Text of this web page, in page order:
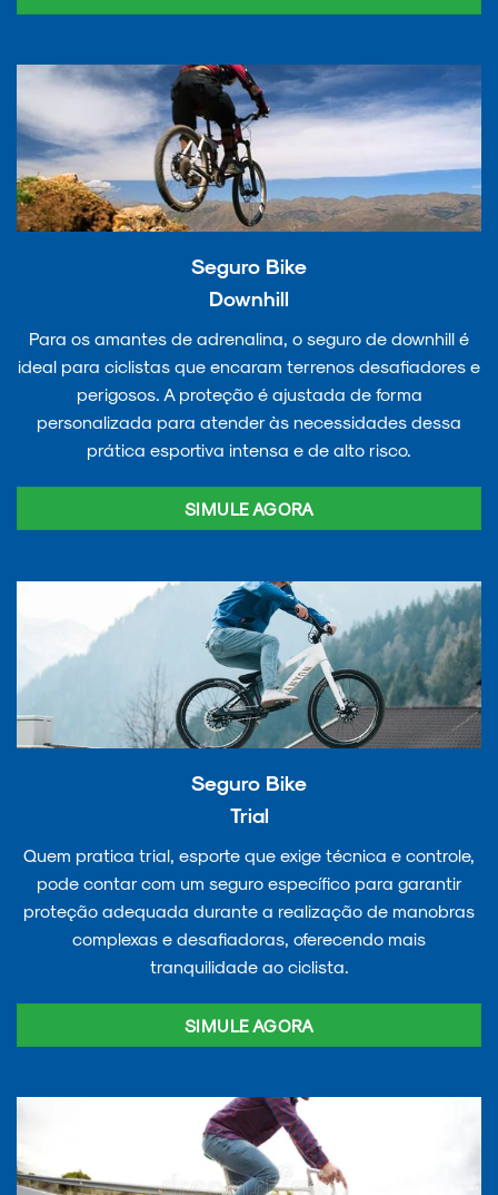
Seguro Bike
Downhill
Para os amantes de adrenalina, o seguro de downhill é
ideal para ciclistas que encaram terrenos desafiadores e
perigosos. A proteção é ajustada de forma
personalizada para atender às necessidades dessa
prática esportiva intensa e de alto risco.
SIMULE AGORA
Seguro Bike
Trial
Quem pratica trial, esporte que exige técnica e controle,
pode contar com um seguro específico para garantir
proteção adequada durante a realização de manobras
complexas e desafiadoras, oferecendo mais
tranquilidade ao ciclista.
SIMULE AGORA